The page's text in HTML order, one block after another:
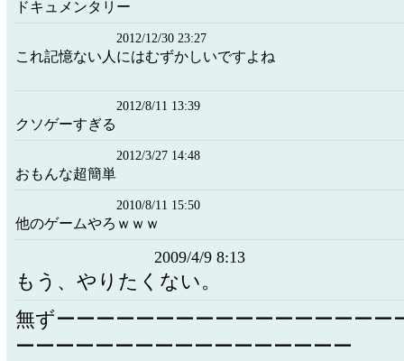
ドキュメンタリー
2012/12/30 23:27
これ記憶ない人にはむずかしいですよね
2012/8/11 13:39
クソゲーすぎる
2012/3/27 14:48
おもんな超簡単
2010/8/11 15:50
他のゲームやろｗｗｗ
2009/4/9 8:13
もう、やりたくない。
無ずーーーーーーーーーーーーーーーーー
ーーーーーーーーーーーーーーーーー